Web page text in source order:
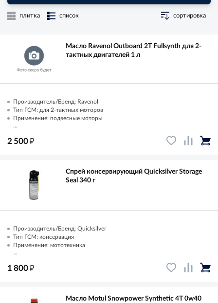
плитка список сортировка
Масло Ravenol Outboard 2T Fullsynth для 2-
тактных двигателей 1 л
Производитель/Бренд: Ravenol
Тип ГСМ: для 2-тактных моторов
Применение: подвесные моторы
...
2 500₽
Спрей консервирующий Quicksilver Storage
Seal 340 г
Производитель/Бренд: Quicksilver
Тип ГСМ: консервация
Применение: мототехника
...
1 800₽
Масло Motul Snowpower Synthetic 4T 0w40